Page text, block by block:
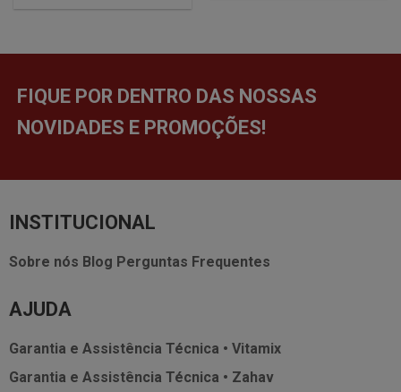
FIQUE POR DENTRO DAS NOSSAS
NOVIDADES E PROMOÇÕES!
INSTITUCIONAL
Sobre nós Blog Perguntas Frequentes
AJUDA
Garantia e Assistência Técnica • Vitamix
Garantia e Assistência Técnica • Zahav